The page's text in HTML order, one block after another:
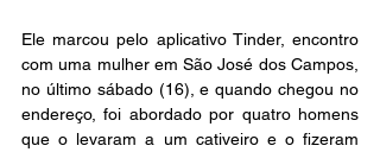
Ele marcou pelo aplicativo Tinder, encontro
com uma mulher em São José dos Campos,
no último sábado (16), e quando chegou no
endereço, foi abordado por quatro homens
que o levaram a um cativeiro e o fizeram